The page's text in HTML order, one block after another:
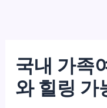
국내 가족
와 힐링 가